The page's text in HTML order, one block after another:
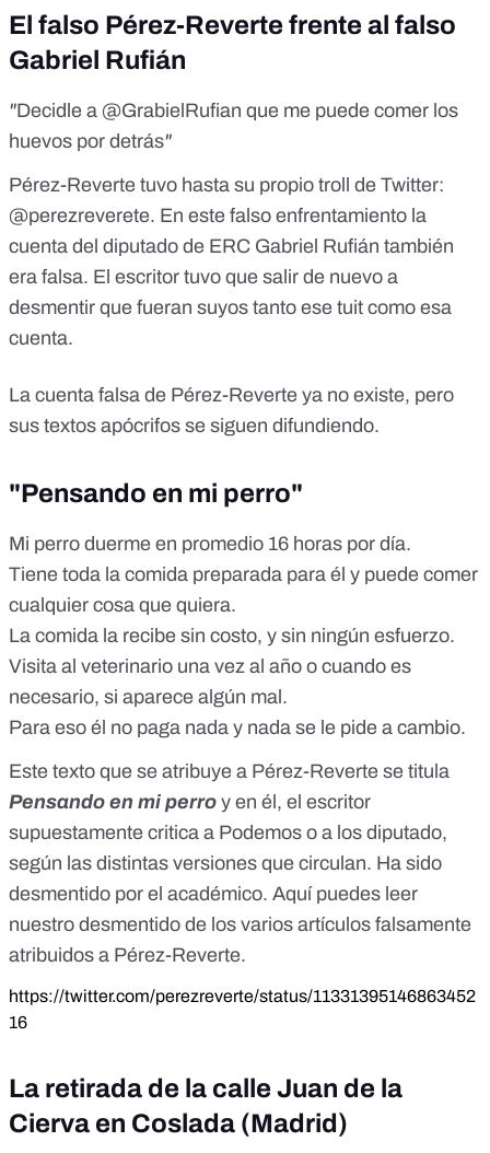
El falso Pérez-Reverte frente al falso
Gabriel Rufián
"Decidle a @GrabielRufian que me puede comer los
huevos por detrás"
Pérez-Reverte tuvo hasta su propio troll de Twitter:
@perezreverete. En este falso enfrentamiento la
cuenta del diputado de ERC Gabriel Rufián también
era falsa. El escritor tuvo que salir de nuevo a
desmentir que fueran suyos tanto ese tuit como esa
cuenta.
La cuenta falsa de Pérez-Reverte ya no existe, pero
sus textos apócrifos se siguen difundiendo.
"Pensando en mi perro"
Mi perro duerme en promedio 16 horas por día.
Tiene toda la comida preparada para él y puede comer
cualquier cosa que quiera.
La comida la recibe sin costo, y sin ningún esfuerzo.
Visita al veterinario una vez al año o cuando es
necesario, si aparece algún mal.
Para eso él no paga nada y nada se le pide a cambio.
Este texto que se atribuye a Pérez-Reverte se titula
Pensando en mi perro y en él, el escritor
supuestamente critica a Podemos o a los diputado,
según las distintas versiones que circulan. Ha sido
desmentido por el académico. Aquí puedes leer
nuestro desmentido de los varios artículos falsamente
atribuidos a Pérez-Reverte.
https://twitter.com/perezreverte/status/11331395146863452
16
La retirada de la calle Juan de la
Cierva en Coslada (Madrid)